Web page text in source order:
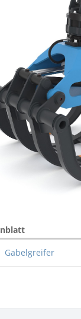
Gabelgreifer